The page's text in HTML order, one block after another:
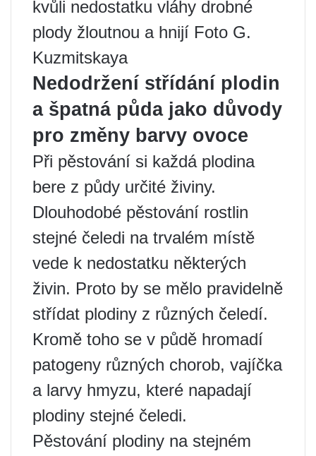
kvůli nedostatku vláhy drobné
plody žloutnou a hnijí Foto G.
Kuzmitskaya
Nedodržení střídání plodin
a špatná půda jako důvody
pro změny barvy ovoce
Při pěstování si každá plodina
bere z půdy určité živiny.
Dlouhodobé pěstování rostlin
stejné čeledi na trvalém místě
vede k nedostatku některých
živin. Proto by se mělo pravidelně
střídat plodiny z různých čeledí.
Kromě toho se v půdě hromadí
patogeny různých chorob, vajíčka
a larvy hmyzu, které napadají
plodiny stejné čeledi.
Pěstování plodiny na stejném